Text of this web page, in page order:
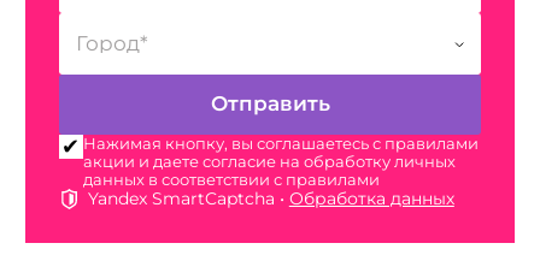
Нажимая кнопку, вы соглашаетесь с правилами
акции и даете согласие на обработку личных
данных в соответствии с правилами
Yandex SmartCaptcha • Обработка данных